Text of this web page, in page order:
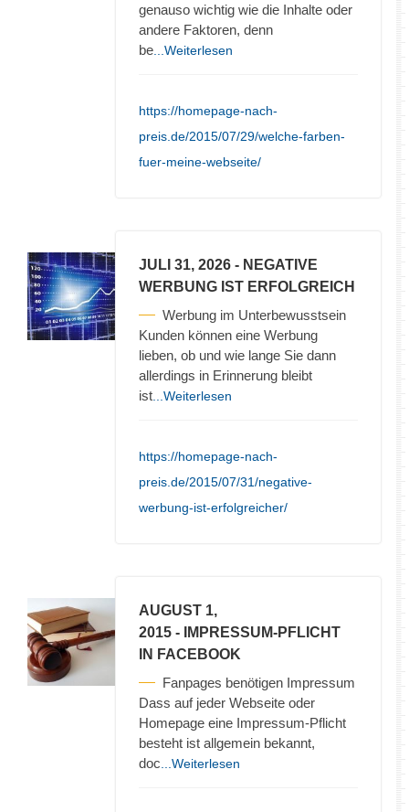
genauso wichtig wie die Inhalte oder
andere Faktoren, denn
be ...Weiterlesen
https://homepage-nach-
preis.de/2015/07/29/welche-farben-
fuer-meine-webseite/
JULI 31, 2026 - NEGATIVE
WERBUNG IST ERFOLGREICH
Werbung im Unterbewusstsein
Kunden können eine Werbung
lieben, ob und wie lange Sie dann
allerdings in Erinnerung bleibt
ist ...Weiterlesen
https://homepage-nach-
preis.de/2015/07/31/negative-
werbung-ist-erfolgreicher/
AUGUST 1,
2015 - IMPRESSUM-PFLICHT
IN FACEBOOK
Fanpages benötigen Impressum
Dass auf jeder Webseite oder
Homepage eine Impressum-Pflicht
besteht ist allgemein bekannt,
doc ...Weiterlesen